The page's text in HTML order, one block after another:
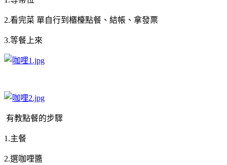
2.看完菜 單自行到櫃檯點餐、結帳、拿發票
3.等餐上來
有教點餐的步驟
1.主餐
2.選咖哩醬